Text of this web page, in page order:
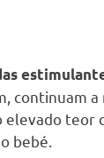
continuam
elevado
bebé.